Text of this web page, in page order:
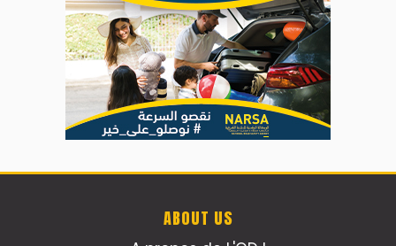
ABOUT US